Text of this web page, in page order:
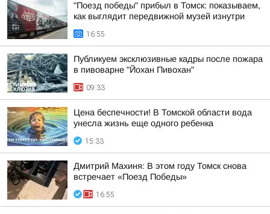
"Поезд победы" прибыл в Томск: показываем,
как выглядит передвижной музей изнутри
16:55
Публикуем эксклюзивные кадры после пожара
в пивоварне "Йохан Пивохан"
09:33
Цена беспечности! В Томской области вода
унесла жизнь еще одного ребенка
15:33
Дмитрий Махиня: В этом году Томск снова
встречает «Поезд Победы»
16:55